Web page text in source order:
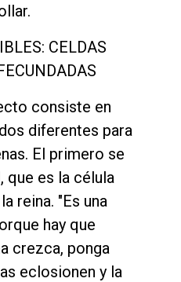
CELDAS
consiste en
diferentes para
El primero se
que es la célula
reina. "Es una
hay que
crezca, ponga
eclosionen y la